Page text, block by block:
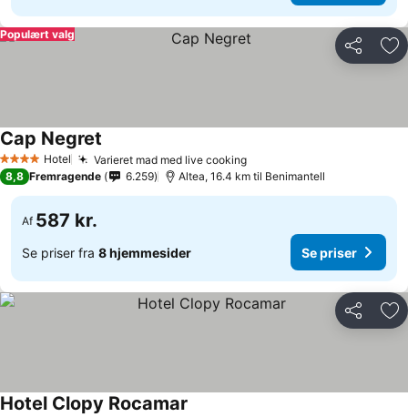
Del
Populært valg
4 StjernerHotel Varieret mad med live cookingSe priser
Cap Negret
8,8 Fremragende 6.259 Altea, 16.4 km til Benimantell
Af 587 kr.
Se priser fra 8 hjemmesider Se priser
Del
Hotel Clopy Rocamar